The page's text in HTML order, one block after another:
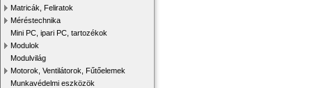
Matricák, Feliratok
Méréstechnika
Mini PC, ipari PC, tartozékok
Modulok
Modulvilág
Motorok, Ventilátorok, Fűtőelemek
Munkavédelmi eszközök